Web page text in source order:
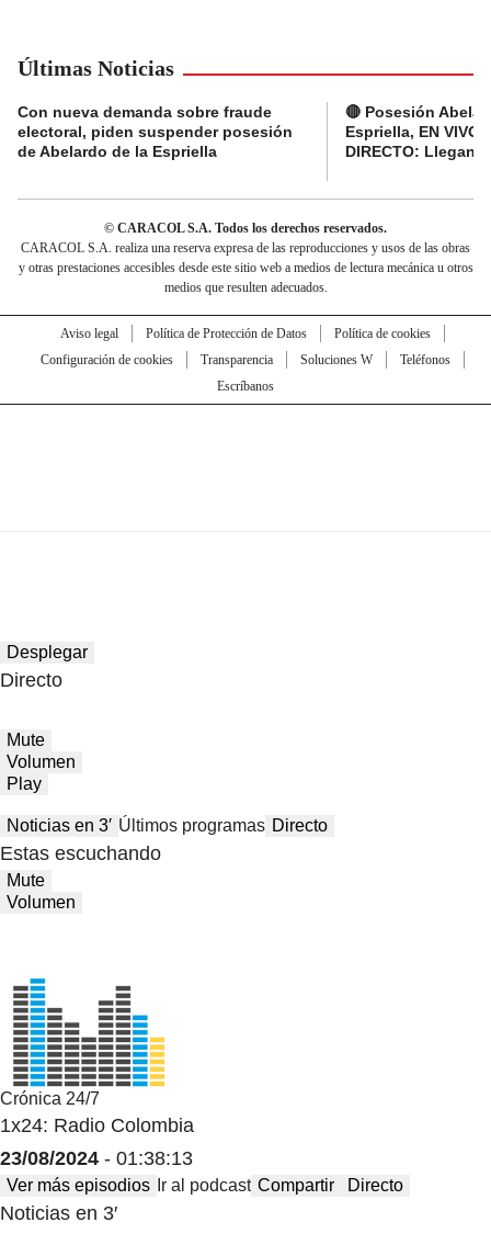
Últimas Noticias
Con nueva demanda sobre fraude
electoral, piden suspender posesión
de Abelardo de la Espriella
🔴 Posesión
Espriella, EN VIVO
DIRECTO: Llegan
© CARACOL S.A. Todos los derechos reservados.
CARACOL S.A. realiza una reserva expresa de las reproducciones y usos de las obras
y otras prestaciones accesibles desde este sitio web a medios de lectura mecánica u otros
medios que resulten adecuados.
Aviso legal Política de Protección de Datos
Política de cookies
Configuración de cookies
Transparencia Soluciones W
Teléfonos
Escríbanos
Desplegar
Directo
Mute
Volumen
Play
Noticias en 3′ Últimos programas Directo
Estas escuchando
Mute
Volumen
Crónica 24/7
1x24: Radio Colombia
23/08/2024 - 01:38:13
Ver más episodios Ir al podcast Compartir Directo
Noticias en 3′